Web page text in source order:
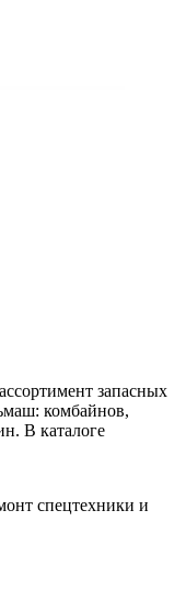
запасных
комбайнов,
В каталоге
спецтехники и